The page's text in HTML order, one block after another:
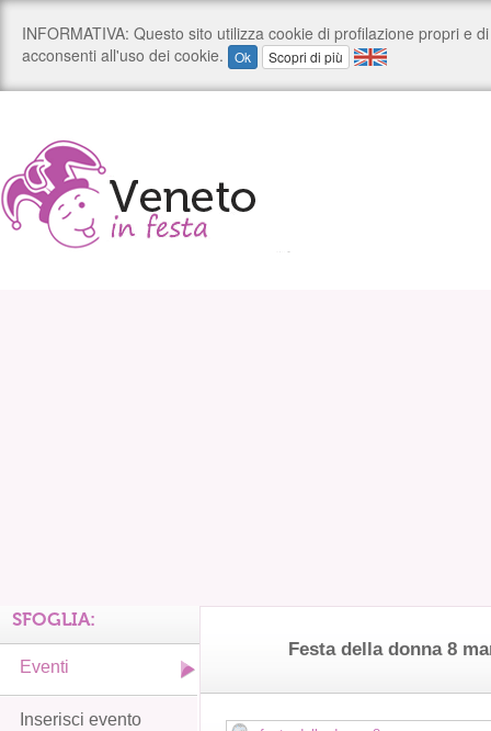
Festa della donna 8
SFOGLIA:
Eventi
Inserisci evento